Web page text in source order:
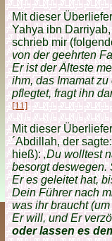
Mit dieser
Yahya ibn
schrieb mir
von der geehrten
Er ist der Älteste
ihm, das Imamat
pflegtet, fragt ihn
[11]
Mit dieser
´Abdillah, der
hieß):‚Du wolltest
besorgt deswegen.
Er es geleitet hat,
Dein Führer nach
was ihr braucht
Er will, und Er
oder lassen es